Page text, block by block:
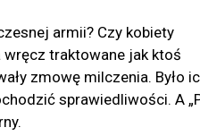
armii? Czy kobiety
wręcz traktowane jak ktoś
zmowę milczenia. Było
sprawiedliwości. A